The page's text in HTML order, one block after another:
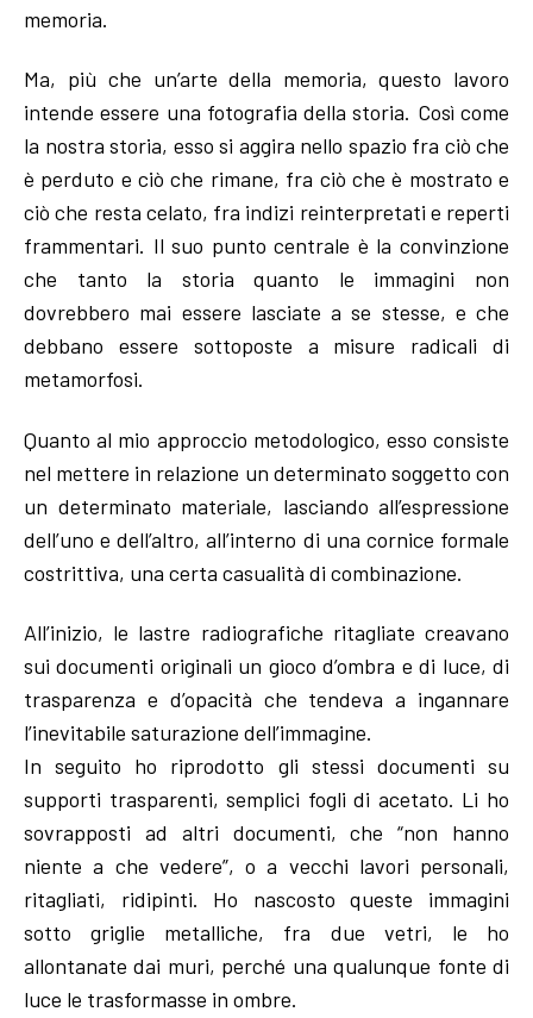
memoria.
Ma, più che un’arte della memoria, questo lavoro
intende essere una fotografia della storia. Così come
la nostra storia, esso si aggira nello spazio fra ciò che
è perduto e ciò che rimane, fra ciò che è mostrato e
ciò che resta celato, fra indizi reinterpretati e reperti
frammentari. Il suo punto centrale è la convinzione
che tanto la storia quanto le immagini non
dovrebbero mai essere lasciate a se stesse, e che
debbano essere sottoposte a misure radicali di
metamorfosi.
Quanto al mio approccio metodologico, esso consiste
nel mettere in relazione un determinato soggetto con
un determinato materiale, lasciando all’espressione
dell’uno e dell’altro, all’interno di una cornice formale
costrittiva, una certa casualità di combinazione.
All’inizio, le lastre radiografiche ritagliate creavano
sui documenti originali un gioco d’ombra e di luce, di
trasparenza e d’opacità che tendeva a ingannare
l’inevitabile saturazione dell’immagine.
In seguito ho riprodotto gli stessi documenti su
supporti trasparenti, semplici fogli di acetato. Li ho
sovrapposti ad altri documenti, che “non hanno
niente a che vedere”, o a vecchi lavori personali,
ritagliati, ridipinti. Ho nascosto queste immagini
sotto griglie metalliche, fra due vetri, le ho
allontanate dai muri, perché una qualunque fonte di
luce le trasformasse in ombre.